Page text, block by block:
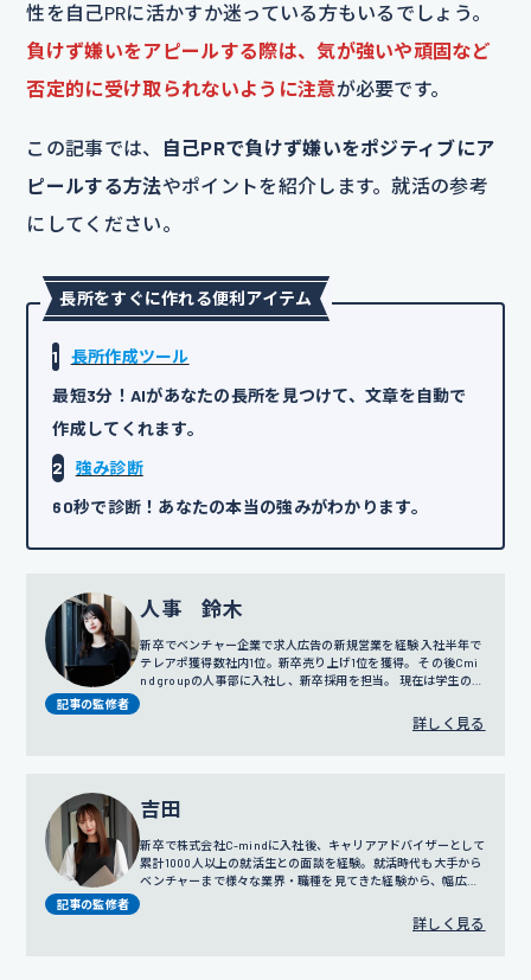
性を自己PRに活かすか迷っている方もいるでしょう。
負けず嫌いをアピールする際は、気が強いや頑固など
否定的に受け取られないように注意が必要です。
この記事では、
自己PRで負けず嫌いをポジティブにア
ピールする方法やポイントを紹介します。就活の参考
にしてください。
長所をすぐに作れる便利アイテム
1
長所作成ツール
最短3分！AIがあなたの長所を見つけて、文章を自動で
作成してくれます。
2
強み診断
60秒で診断！あなたの本当の強みがわかります。
記事の監修者
人事 鈴木
新卒でベンチャー企業で求人広告の新規営業を経験 入社半年で
テレアポ獲得数社内1位。新卒売り上げ1位を獲得。 その後Cmi
nd groupの人事部に入社し、新卒採用を担当。 現在は学生の面
詳しく見る
記事の監修者
吉田
新卒で株式会社C-mindに入社後、キャリアアドバイザーとして
累計1000人以上の就活生との面談を経験。就活時代も大手から
ベンチャーまで様々な業界・職種を見てきた経験から、幅広い
詳しく見る